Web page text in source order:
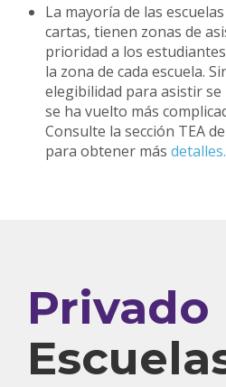
La mayoría de las
cartas, tienen zonas de
prioridad a los
la zona de cada escuela.
elegibilidad para asistir
se ha vuelto más
Consulte la sección TEA
para obtener más detalles.
Privado